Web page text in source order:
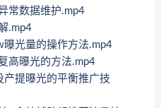
常数据维护.mp4
.mp4
曝光量的操作方法.mp4
高曝光的方法.mp4
产提曝光的平衡推广技